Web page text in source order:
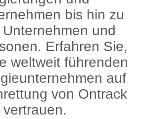
bis hin zu
und
Erfahren Sie,
weltweit führenden
auf
von Ontrack
vertrauen.